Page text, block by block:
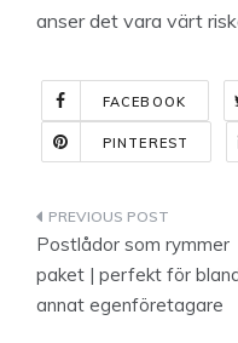
anser det vara värt
FACEBOOK
PINTEREST
Postlådor som rymmer
paket | perfekt för
annat egenföretagare